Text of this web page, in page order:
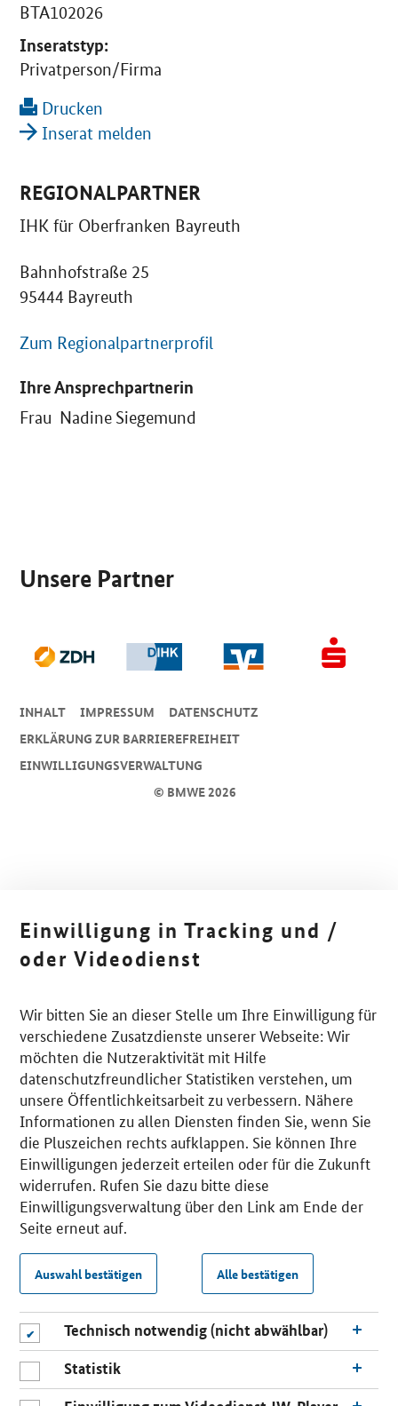
BTA102026
Inseratstyp:
Privatperson/Firma
Drucken
Inserat melden
REGIONALPARTNER
IHK für Oberfranken Bayreuth
Bahnhofstraße 25
95444 Bayreuth
Zum Regionalpartnerprofil
Ihre Ansprechpartnerin
Frau Nadine Siegemund
Unsere Partner
© BMWE 2026
INHALT IMPRESSUM
DA­TEN­SCHUTZ
ERKLÄRUNG ZUR BARRIEREFREIHEIT
EINWILLIGUNGSVERWALTUNG
Einwilligung in Tracking und /
oder Videodienst
Wir bitten Sie an dieser Stelle um Ihre Einwilligung für
verschiedene Zusatzdienste unserer Webseite: Wir
möchten die Nutzeraktivität mit Hilfe
datenschutzfreundlicher Statistiken verstehen, um
unsere Öffentlichkeitsarbeit zu verbessern. Nähere
Informationen zu allen Diensten finden Sie, wenn Sie
die Pluszeichen rechts aufklappen. Sie können Ihre
Einwilligungen jederzeit erteilen oder für die Zukunft
widerrufen. Rufen Sie dazu bitte diese
Einwilligungsverwaltung über den Link am Ende der
Seite erneut auf.
Auswahl bestätigen Alle bestätigen
Technisch notwendig (nicht abwählbar)
Statistik